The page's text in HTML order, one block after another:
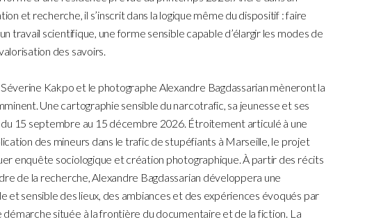
et recherche, il s’inscrit dans la logique même du dispositif : faire
travail scientifique, une forme sensible capable d’élargir les modes de
des savoirs.
Séverine Kakpo et le photographe Alexandre Bagdassarian mèneront la
Une cartographie sensible du narcotrafic, sa jeunesse et ses
15 septembre au 15 décembre 2026. Étroitement articulé à une
des mineurs dans le trafic de stupéfiants à Marseille, le projet
enquête sociologique et création photographique. À partir des récits
de la recherche, Alexandre Bagdassarian développera une
et sensible des lieux, des ambiances et des expériences évoqués par
démarche située à la frontière du documentaire et de la fiction. La